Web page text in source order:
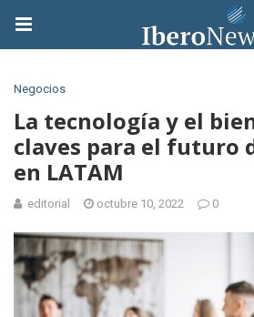
Negocios
La tecnología y el
claves para el futuro
en LATAM
editorial octubre 10, 2022 0